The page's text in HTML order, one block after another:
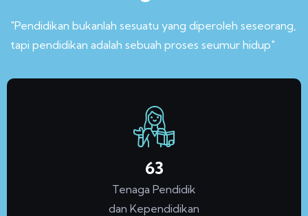
"Pendidikan bukanlah sesuatu yang diperoleh seseorang,
tapi pendidikan adalah sebuah proses seumur hidup"
70
Tenaga Pendidik
dan Kependidikan